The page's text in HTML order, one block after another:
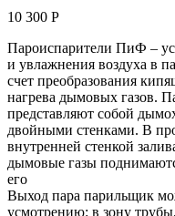
10 300 Р
Пароиспарители ПиФ –
и увлажнения воздуха в
счет преобразования
нагрева дымовых газов.
представляют собой
двойными стенками. В
внутренней стенкой
дымовые газы
его
Выход пара парильщик
усмотрению: в зону